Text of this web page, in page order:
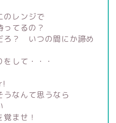
レンジで
てるの？
ろ？ いつの間にか諦め
して・・・
なんて思うなら
ませ！